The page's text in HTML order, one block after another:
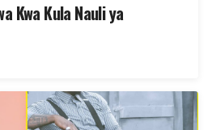
Kwa Kula Nauli ya